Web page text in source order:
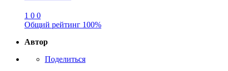
1 0 0
Общий рейтинг 100%
Автор
Поделиться